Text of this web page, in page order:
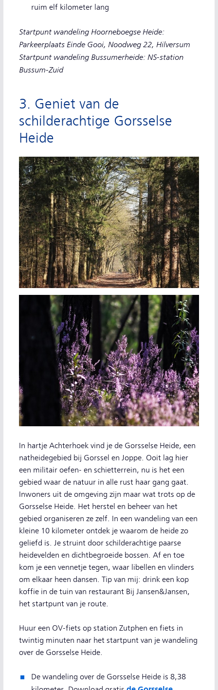
ruim elf kilometer lang
Startpunt wandeling Hoorneboegse Heide:
Parkeerplaats Einde Gooi, Noodweg 22, Hilversum
Startpunt wandeling Bussumerheide: NS-station
Bussum-Zuid
3. Geniet van de
schilderachtige Gorsselse
Heide
In hartje Achterhoek vind je de Gorsselse Heide, een
natheidegebied bij Gorssel en Joppe. Ooit lag hier
een militair oefen- en schietterrein, nu is het een
gebied waar de natuur in alle rust haar gang gaat.
Inwoners uit de omgeving zijn maar wat trots op de
Gorsselse Heide. Het herstel en beheer van het
gebied organiseren ze zelf. In een wandeling van een
kleine 10 kilometer ontdek je waarom de heide zo
geliefd is. Je struint door schilderachtige paarse
heidevelden en dichtbegroeide bossen. Af en toe
kom je een vennetje tegen, waar libellen en vlinders
om elkaar heen dansen. Tip van mij: drink een kop
koffie in de tuin van restaurant Bij Jansen&Jansen,
het startpunt van je route.
Huur een OV-fiets op station Zutphen en fiets in
twintig minuten naar het startpunt van je wandeling
over de Gorsselse Heide.
De wandeling over de Gorsselse Heide is 8,38